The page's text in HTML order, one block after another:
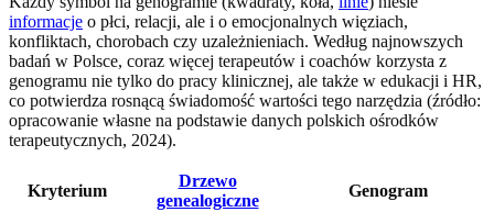
informacje o płci, relacji, ale i o emocjonalnych więziach,
konfliktach, chorobach czy uzależnieniach. Według najnowszych
badań w Polsce, coraz więcej terapeutów i coachów korzysta z
genogramu nie tylko do pracy klinicznej, ale także w edukacji i HR,
co potwierdza rosnącą świadomość wartości tego narzędzia (źródło:
opracowanie własne na podstawie danych polskich ośrodków
terapeutycznych, 2024).
Kryterium
Drzewo
genealogiczne
Genogram